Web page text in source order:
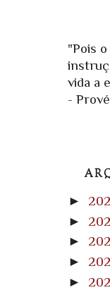
"Pois
vida a
-
►
►
►
►
►